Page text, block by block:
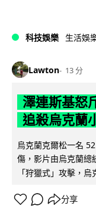
科技娛樂 生活娛
Lawton 13 分
澤連斯基怒
追殺烏克蘭
烏克蘭克爾松一名
傷，影片由烏克蘭總
「狩獵式」攻擊，烏
分享